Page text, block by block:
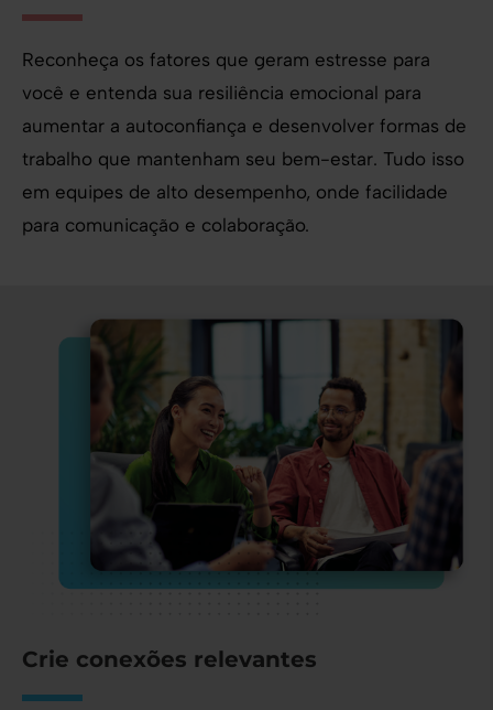
Reconheça os fatores que geram estresse para
você e entenda sua resiliência emocional para
aumentar a autoconfiança e desenvolver formas de
trabalho que mantenham seu bem-estar. Tudo isso
em equipes de alto desempenho, onde facilidade
para comunicação e colaboração.
Crie conexões relevantes